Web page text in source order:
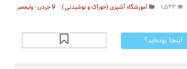
آموزشگاه آشپزی (خوراک و نوشیدنی ) جردن - ولیعصر
اینجا بوده‌اید؟